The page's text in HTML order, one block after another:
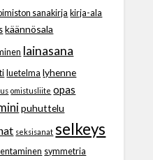
sanakirja kirja-ala
käännösala
lainasana
luetelma lyhenne
omistusliite opas
puhuttelu
seksisanat selkeys
symmetria